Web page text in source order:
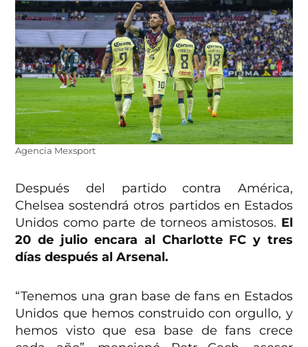
Agencia Mexsport
Después del partido contra América,
Chelsea sostendrá otros partidos en Estados
Unidos como parte de torneos amistosos. El
20 de julio encara al Charlotte FC y tres
días después al Arsenal.
“Tenemos una gran base de fans en Estados
Unidos que hemos construido con orgullo, y
hemos visto que esa base de fans crece